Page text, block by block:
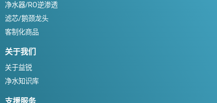
净水器/RO逆渗透
滤芯/鹅颈龙头
客制化商品
关于我们
关于益锐
净水知识库